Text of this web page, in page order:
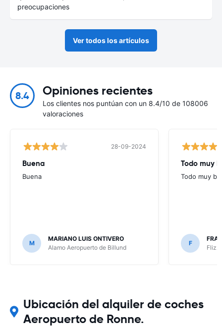
preocupaciones
Ver todos los artículos
8.4 Opiniones recientes
Los clientes nos puntúan con un 8.4/10 de 108006
valoraciones
28-09-2024
Buena
Buena
M
MARIANO LUIS ONTIVERO
Alamo Aeropuerto de Billund
Todo muy
Todo muy
F
Ubicación del alquiler de coches
Aeropuerto de Ronne.